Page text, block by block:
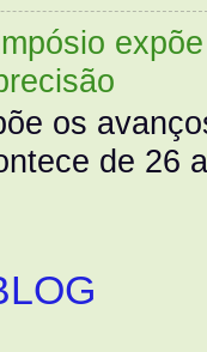
os
de 26